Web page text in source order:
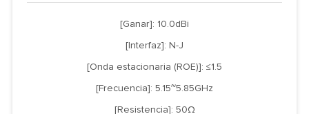
[Ganar]: 10.0dBi
[Interfaz]: N-J
[Onda estacionaria (ROE)]: ≤1.5
[Frecuencia]: 5.15~5.85GHz
[Resistencia]: 50Ω